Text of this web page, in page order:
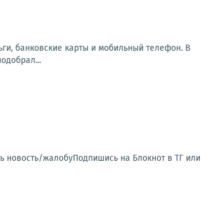
банковские карты и мобильный телефон. В
новость/жалобуПодпишись на Блокнот в ТГ или